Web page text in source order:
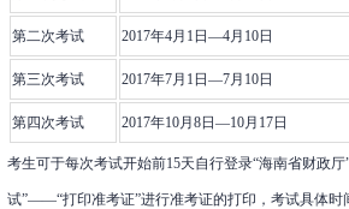
第二次考试 2017年4月1日—4月10日
第三次考试 2017年7月1日—7月10日
第四次考试 2017年10月8日—10月17日
考生可于每次考试开始前15天自行登录“海南省财
试”——“打印准考证”进行准考证的打印，考试具体时